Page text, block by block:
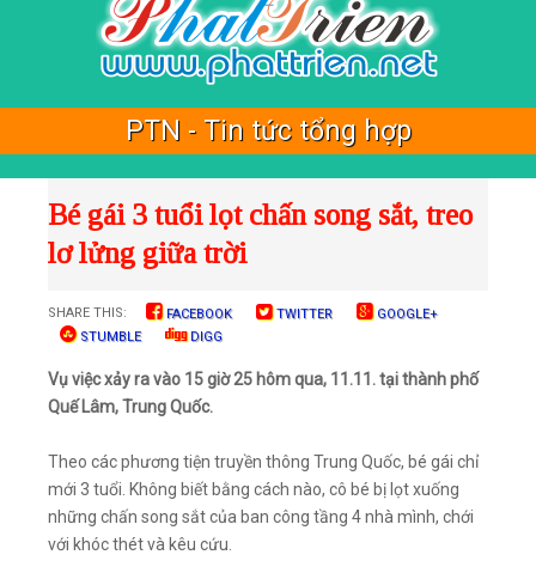
PTN - Tin tức tổng hợp
Bé gái 3 tuổi lọt chấn song sắt, treo
lơ lửng giữa trời
SHARE THIS: FACEBOOK TWITTER
GOOGLE+
STUMBLE
DIGG
Vụ việc xảy ra vào 15 giờ 25 hôm qua, 11.11. tại thành phố
Quế Lâm, Trung Quốc.
Theo các phương tiện truyền thông Trung Quốc, bé gái chỉ
mới 3 tuổi. Không biết bằng cách nào, cô bé bị lọt xuống
những chấn song sắt của ban công tầng 4 nhà mình, chới
với khóc thét và kêu cứu.